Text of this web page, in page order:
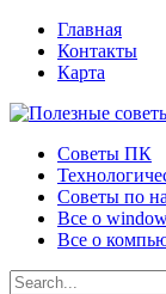
Главная
Контакты
Карта
Советы ПК
Советы по
Все о
Все о